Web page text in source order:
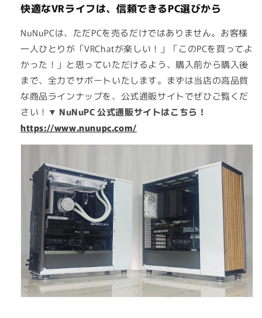
快適なVRライフは、信頼できるPC選びから
NuNuPCは、ただPCを売るだけではありません。お客様
一人ひとりが「VRChatが楽しい！」「このPCを買ってよ
かった！」と思っていただけるよう、購入前から購入後
まで、全力でサポートいたします。まずは当店の高品質
な商品ラインナップを、公式通販サイトでぜひご覧くだ
さい！ ▼ NuNuPC 公式通販サイトはこちら！
https://www.nunupc.com/